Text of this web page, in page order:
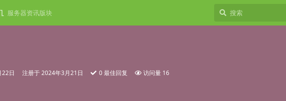
服务器资讯版块
日 注册于2024年3月21日 0最佳回复 访问量 16